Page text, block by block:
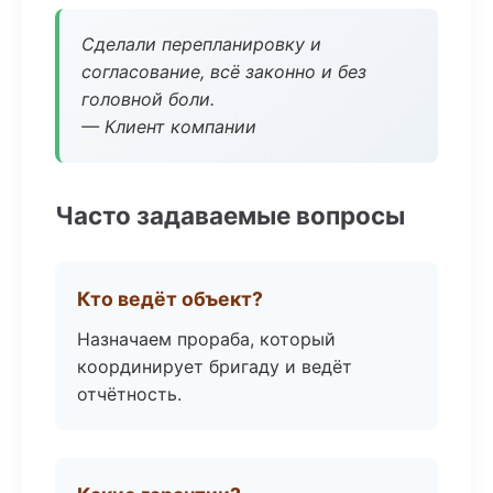
Сделали перепланировку и
согласование, всё законно и без
головной боли.
— Клиент компании
Часто задаваемые вопросы
Кто ведёт объект?
Назначаем прораба, который
координирует бригаду и ведёт
отчётность.